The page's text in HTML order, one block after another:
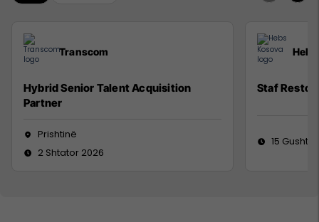
Transcom
Hybrid Senior Talent Acquisition
Partner
Prishtinë
2 Shtator 2026
Staf
15 Gusht